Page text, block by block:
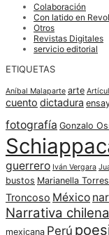
Colaboración
Con latido en
Otros
Revistas Digitales
servicio editorial
ETIQUETAS
Aníbal Malaparte arte
cuento dictadura
fotografía Gonzalo
guerrero Iván Vergara
bustos Marianella
Troncoso México
Narrativa chilena
mexicana Perú